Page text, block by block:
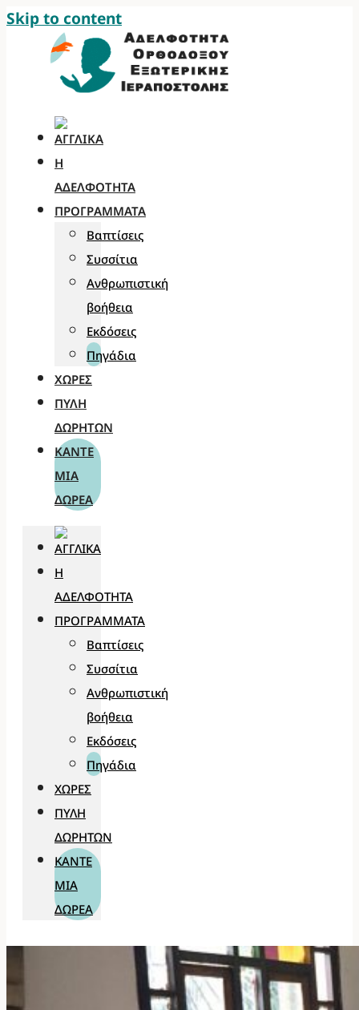
Skip to content
Η
ΑΔΕΛΦΌΤΗΤΑ
ΠΡΟΓΡΆΜΜΑΤΑ
Βαπτίσεις
Συσσίτια
Ανθρωπιστική
βοήθεια
Εκδόσεις
Πηγάδια
ΧΏΡΕΣ
ΠΎΛΗ
ΔΩΡΗΤΏΝ
ΚΆΝΤΕ
ΜΊΑ
ΔΩΡΕΆ
Η
ΑΔΕΛΦΌΤΗΤΑ
ΠΡΟΓΡΆΜΜΑΤΑ
Βαπτίσεις
Συσσίτια
Ανθρωπιστική
βοήθεια
Εκδόσεις
Πηγάδια
ΧΏΡΕΣ
ΠΎΛΗ
ΔΩΡΗΤΏΝ
ΚΆΝΤΕ
ΜΊΑ
ΔΩΡΕΆ